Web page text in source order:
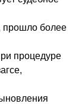
прошло более
процедуре